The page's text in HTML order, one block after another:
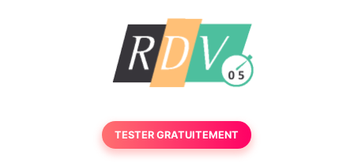
TESTER GRATUITEMENT